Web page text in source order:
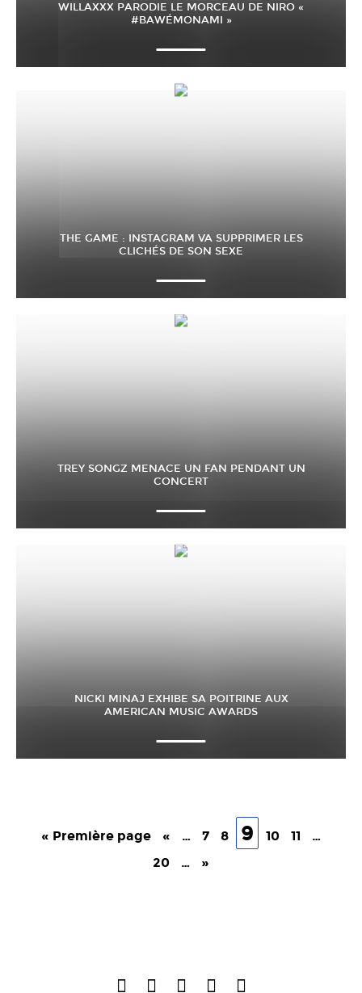
WILLAXXX PARODIE LE MORCEAU DE NIRO «
#BAWÉMONAMI »
THE GAME : INSTAGRAM VA SUPPRIMER LES
CLICHÉS DE SON SEXE
TREY SONGZ MENACE UN FAN PENDANT UN
CONCERT
NICKI MINAJ EXHIBE SA POITRINE AUX
AMERICAN MUSIC AWARDS
« Première page « … 7 8 9 10 11
…
20
… »